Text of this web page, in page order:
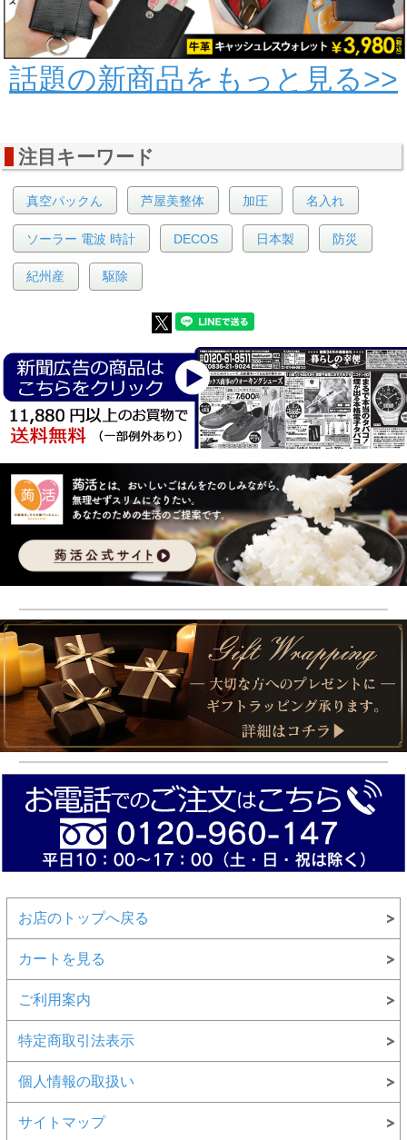
話題の新商品をもっと見る>>
注目キーワード
真空パックん 芦屋美整体 加圧 名入れ
ソーラー 電波 時計 DECOS 日本製 防災
紀州産 駆除
お店のトップへ戻る
カートを見る
ご利用案内
特定商取引法表示
個人情報の取扱い
サイトマップ